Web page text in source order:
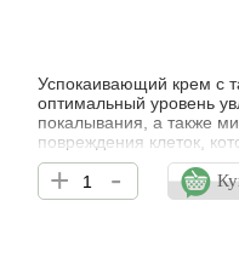
Успокаивающий крем с
оптимальный уровень
покалывания, а также
повреждения клеток,
лучами различного
предотвращает
преждевременному
+ -